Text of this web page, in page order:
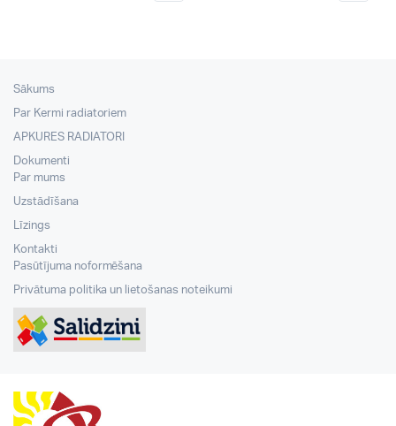
Sākums
Par Kermi radiatoriem
APKURES RADIATORI
Dokumenti
Par mums
Uzstādīšana
Līzings
Kontakti
Pasūtījuma noformēšana
Privātuma politika un lietošanas noteikumi